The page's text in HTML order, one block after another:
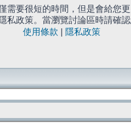
需要很短的時間，但是會給您
私政策。當瀏覽討論區時請確認
使用條款
隱私政策